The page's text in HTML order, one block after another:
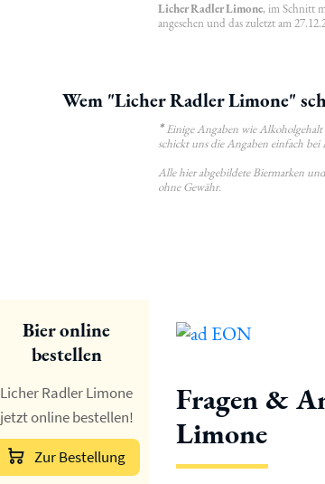
Licher Radler Limone, im Schnitt
angesehen und das zuletzt am
Wem "Licher Radler Limone"
*Einige Angaben wie
schickt uns die Angaben einfach
Alle hier abgebildete Biermarken
ohne Gewähr.
Bier online
bestellen
Licher Radler Limone
jetzt online bestellen!
Zur Bestellung
Fragen &
Limone